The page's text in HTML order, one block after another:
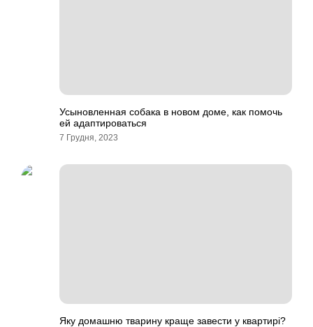
Усыновленная собака в новом доме, как помочь
ей адаптироваться
7 Грудня, 2023
Яку домашню тварину краще завести у квартирі?